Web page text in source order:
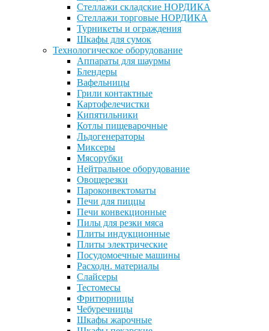
Стеллажи складские НОРДИКА
Стеллажи торговые НОРДИКА
Турникеты и ограждения
Шкафы для сумок
Технологическое оборудование
Аппараты для шаурмы
Блендеры
Вафельницы
Грили контактные
Картофелечистки
Кипятильники
Котлы пищеварочные
Льдогенераторы
Миксеры
Мясорубки
Нейтральное оборудование
Овощерезки
Пароконвектоматы
Печи для пиццы
Печи конвекционные
Пилы для резки мяса
Плиты индукционные
Плиты электрические
Посудомоечные машины
Расходн. материалы
Слайсеры
Тестомесы
Фритюрницы
Чебуречницы
Шкафы жарочные